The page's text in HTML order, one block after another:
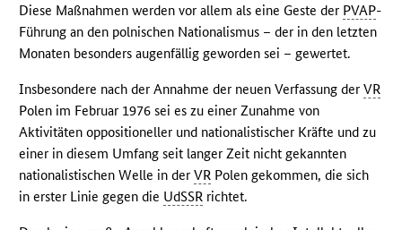
Diese Maßnahmen werden vor allem als eine Geste der PVAP-
Führung an den polnischen Nationalismus – der in den letzten
Monaten besonders augenfällig geworden sei – gewertet.
Insbesondere nach der Annahme der neuen Verfassung derVR
Polen im Februar 1976 sei es zu einer Zunahme von
Aktivitäten oppositioneller und nationalistischer Kräfte und zu
einer in diesem Umfang seit langer Zeit nicht gekannten
nationalistischen Welle in derVR Polen gekommen, die sich
in erster Linie gegen die UdSSR richtet.